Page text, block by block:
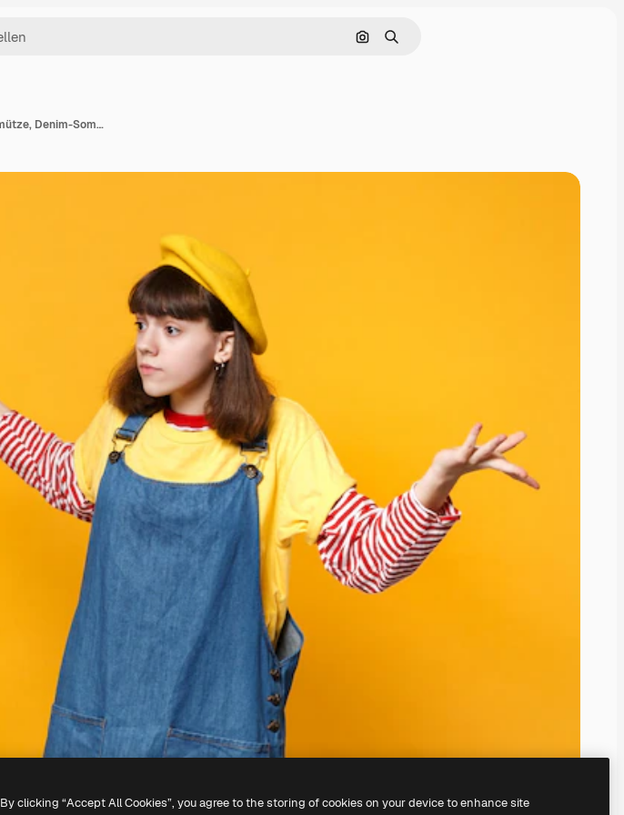
Nach Bild suchen
Suchen
Beschäftigter Mädchen-Teenager in französischer Baskenmütze, Denim-Sommerkleid, das zur Seite schaut und die Hände isoliert auf gelbem Wandhintergrund im Studio ausbreitet. Menschen aufrichtige Emotionen, Lifestyle-Konzept. Mock-up-Kopienbereich.
By clicking “Accept All Cookies”, you agree to the storing of cookies on your device to enhance site